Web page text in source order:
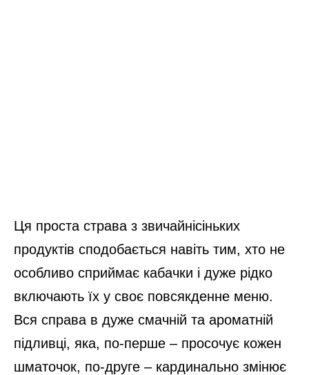
Ця проста страва з звичайнісіньких
продуктів сподобається навіть тим, хто не
особливо сприймає кабачки і дуже рідко
включають їх у своє повсякденне меню.
Вся справа в дуже смачній та ароматній
підливці, яка, по-перше – просочує кожен
шматочок, по-друге – кардинально змінює